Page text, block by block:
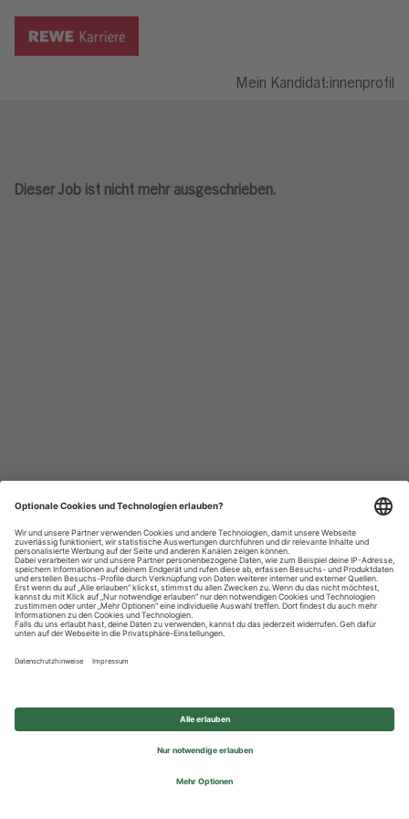
Mein Kandidat:innenprofil
Dieser Job ist nicht mehr ausgeschrieben.
Datenschutzhinweise
Impressum
Privatsphäre-Einstellungen
© 2026 REWE Group - All rights reserved